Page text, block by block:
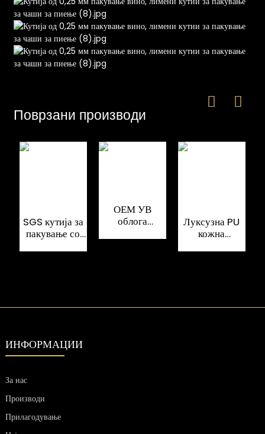
Поврзани производи
SGS кутија за
пакување со
ОЕМ УВ
облога
Луксузна PU
кожна
ИНФОРМАЦИИ
За нас
Производи
Прилагодување